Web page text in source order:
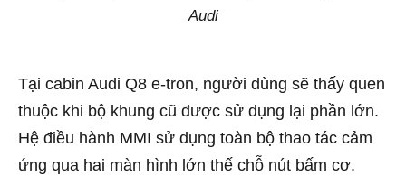
Audi
Tại cabin Audi Q8 e-tron, người dùng sẽ thấy quen
thuộc khi bộ khung cũ được sử dụng lại phần lớn.
Hệ điều hành MMI sử dụng toàn bộ thao tác cảm
ứng qua hai màn hình lớn thế chỗ nút bấm cơ.